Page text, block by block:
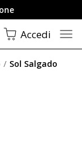
Accedi
Sol Salgado